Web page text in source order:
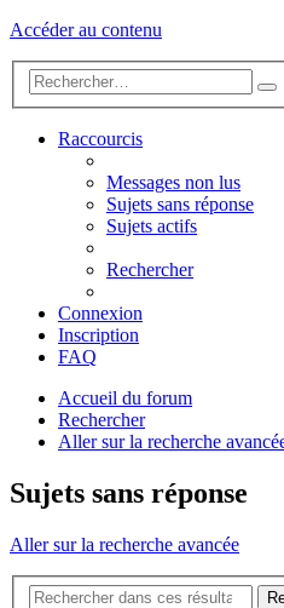
Accéder au contenu
Raccourcis
Messages non lus
Sujets sans réponse
Sujets actifs
Rechercher
Connexion
Inscription
FAQ
Accueil du forum
Rechercher
Aller sur la recherche
Sujets sans réponse
Aller sur la recherche avancée